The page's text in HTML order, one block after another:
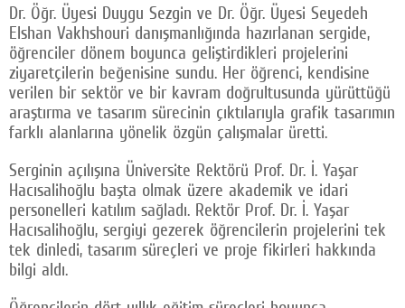
Dr. Öğr. Üyesi Duygu Sezgin ve Dr. Öğr. Üyesi Seyedeh
Elshan Vakhshouri danışmanlığında hazırlanan sergide,
öğrenciler dönem boyunca geliştirdikleri projelerini
ziyaretçilerin beğenisine sundu. Her öğrenci, kendisine
verilen bir sektör ve bir kavram doğrultusunda yürüttüğü
araştırma ve tasarım sürecinin çıktılarıyla grafik tasarımın
farklı alanlarına yönelik özgün çalışmalar üretti.
Serginin açılışına Üniversite Rektörü Prof. Dr. İ. Yaşar
Hacısalihoğlu başta olmak üzere akademik ve idari
personelleri katılım sağladı. Rektör Prof. Dr. İ. Yaşar
Hacısalihoğlu, sergiyi gezerek öğrencilerin projelerini tek
tek dinledi, tasarım süreçleri ve proje fikirleri hakkında
bilgi aldı.